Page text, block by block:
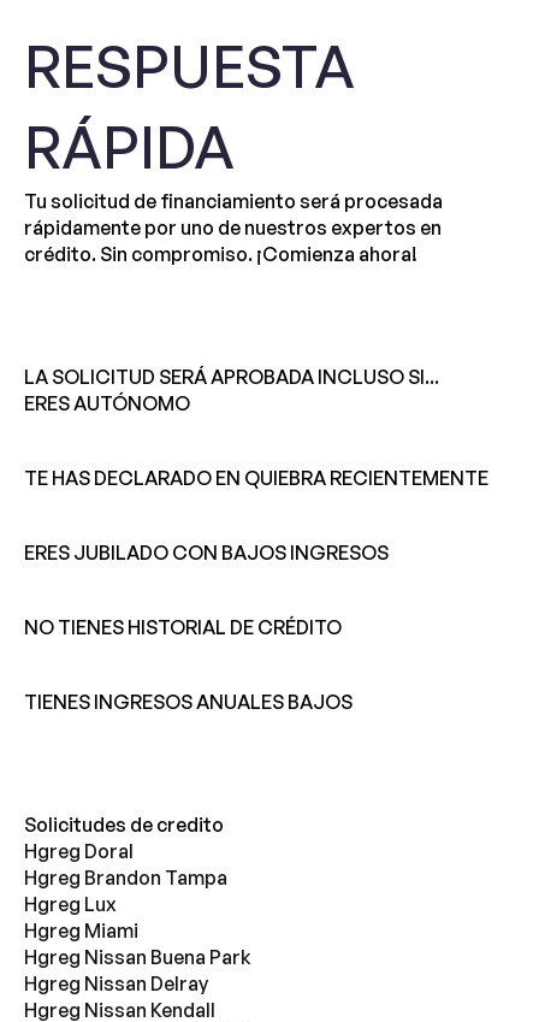
RESPUESTA
RÁPIDA
Tu solicitud de financiamiento será procesada
rápidamente por uno de nuestros expertos en
crédito. Sin compromiso. ¡Comienza ahora!
LA SOLICITUD SERÁ APROBADA INCLUSO SI...
ERES AUTÓNOMO
TE HAS DECLARADO EN QUIEBRA RECIENTEMENTE
ERES JUBILADO CON BAJOS INGRESOS
NO TIENES HISTORIAL DE CRÉDITO
TIENES INGRESOS ANUALES BAJOS
Solicitudes de credito
Hgreg Doral
Hgreg Brandon Tampa
Hgreg Lux
Hgreg Miami
Hgreg Nissan Buena Park
Hgreg Nissan Delray
Hgreg Nissan Kendall